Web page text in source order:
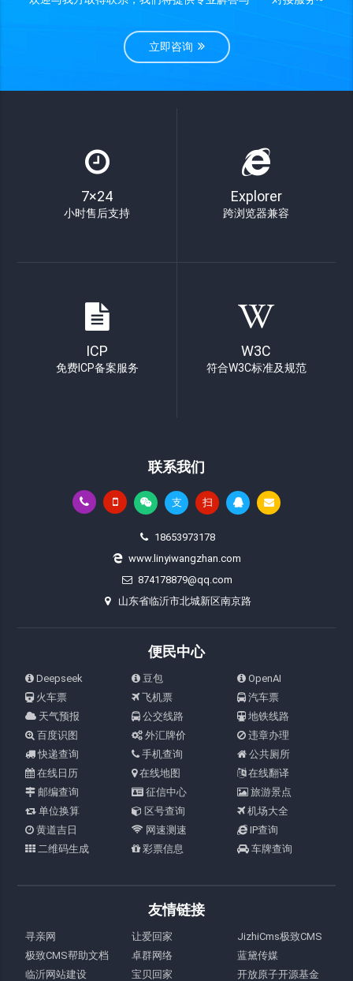
立即咨询
7×24
小时售后支持
Explorer
跨浏览器兼容
ICP
免费ICP备案服务
W3C
符合W3C标准及规范
联系我们
支 扫
18653973178
www.linyiwangzhan.com
874178879@qq.com
山东省临沂市北城新区南京路
便民中心
Deepseek 豆包
OpenAI
火车票
飞机票
汽车票
天气预报
公交线路
地铁线路
百度识图
外汇牌价
违章办理
快递查询
手机查询
公共厕所
在线日历
在线地图
在线翻译
邮编查询
征信中心
旅游景点
单位换算
区号查询
机场大全
黄道吉日
网速测速
IP查询
二维码生成
彩票信息 车牌查询
友情链接
寻亲网 让爱回家
JizhiCms极致CMS
极致CMS帮助文档
卓群网络
蓝黛传媒
临沂网站建设
宝贝回家
开放原子开源基金